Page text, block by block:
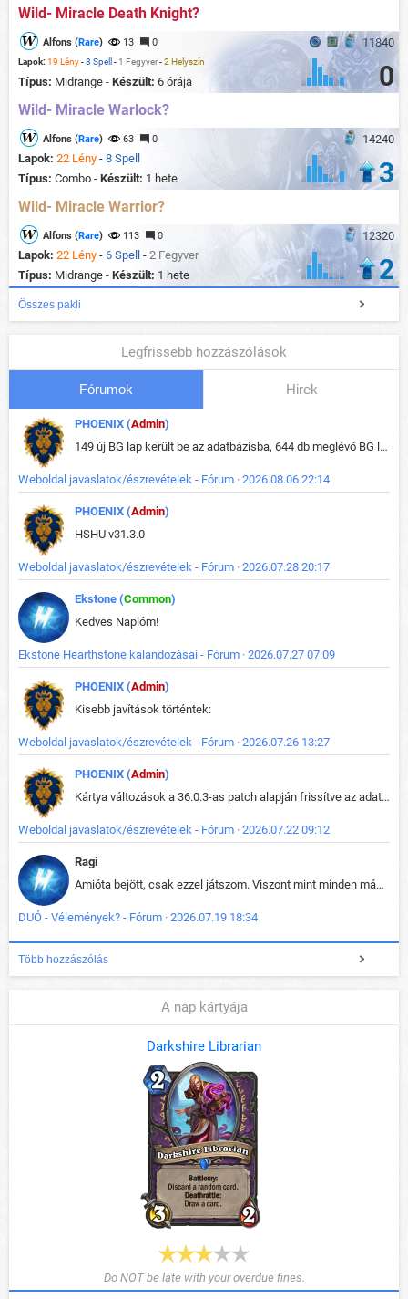
Wild- Miracle Death Knight?
11840
Alfons (Rare) 13 0
Lapok: 19 Lény-8 Spell - 1 Fegyver-2 Helyszín
Típus: Midrange - Készült: 6 órája 0
Wild- Miracle Warlock?
14240
Alfons (Rare) 63 0
Lapok: 22 Lény - 8 Spell
Típus: Combo - Készült: 1 hete 3
Wild- Miracle Warrior?
12320
Alfons (Rare) 113 0
Lapok: 22 Lény - 6 Spell - 2 Fegyver
Típus: Midrange - Készült: 1 hete 2
Összes pakli
Legfrissebb hozzászólások
Fórumok Hirek
PHOENIX (Admin)
149 új BG lap került be az adatbázisba, 644 db meglévő BG lap módosult, bekerültek az új képek a megváltozott lapokhoz is.
Weboldal javaslatok/észrevételek - Fórum · 2026.08.06 22:14
PHOENIX (Admin)
HSHU v31.3.0
Weboldal javaslatok/észrevételek - Fórum · 2026.07.28 20:17
Ekstone (Common)
Kedves Naplóm!
Ekstone Hearthstone kalandozásai - Fórum · 2026.07.27 07:09
PHOENIX (Admin)
Kisebb javítások történtek:
Weboldal javaslatok/észrevételek - Fórum · 2026.07.26 13:27
PHOENIX (Admin)
Kártya változások a 36.0.3-as patch alapján frissítve az adatbázisban (képek is cserélve).
Weboldal javaslatok/észrevételek - Fórum · 2026.07.22 09:12
Ragi
Amióta bejött, csak ezzel játszom. Viszont mint minden más - akár az alapjáték is, ez is baromira összetett lett. Néha már pár kör után is esélytelen az egész. Vagy irreállisan túltápol valaki, vagy lelép a partner, vagy csak hülye mint a segg. És amikor eljönne az én időm, na akkor jön el mindenki másé is. Engem jobban érdekelne, hogy ki milyen ratingen szokott játszani. Na ez lenne egy érdekes adat.
DUÓ - Vélemények? - Fórum · 2026.07.19 18:34
Több hozzászólás
A nap kártyája
Darkshire Librarian
Do NOT be late with your overdue fines.